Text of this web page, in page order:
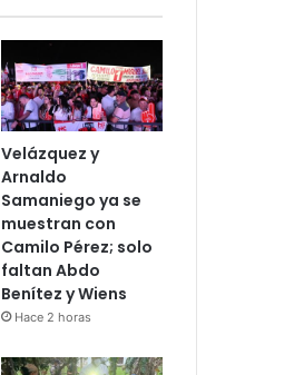
Velázquez y
Arnaldo
Samaniego ya se
muestran con
Camilo Pérez; solo
faltan Abdo
Benítez y Wiens
Hace 2 horas